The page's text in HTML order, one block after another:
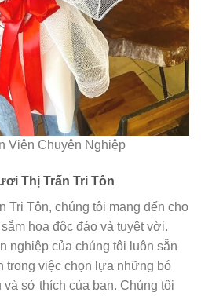
Viên Chuyên Nghiệp
Thị Trấn Tri Tôn
Tri Tôn, chúng tôi mang đến cho
hoa độc đáo và tuyệt vời.
nghiệp của chúng tôi luôn sẵn
trong việc chọn lựa những bó
sở thích của bạn. Chúng tôi